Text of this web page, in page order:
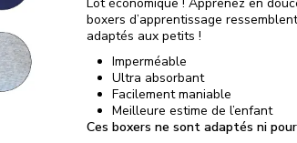
boxers d’apprentissage
adaptés aux petits !
Imperméable
Ultra absorbant
Facilement maniable
Meilleure estime de l’enfant
Ces boxers ne sont adaptés ni